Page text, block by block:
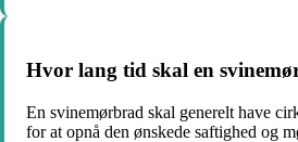
Hvor lang tid skal en
En svinemørbrad skal generelt have
for at opnå den ønskede saftighed og